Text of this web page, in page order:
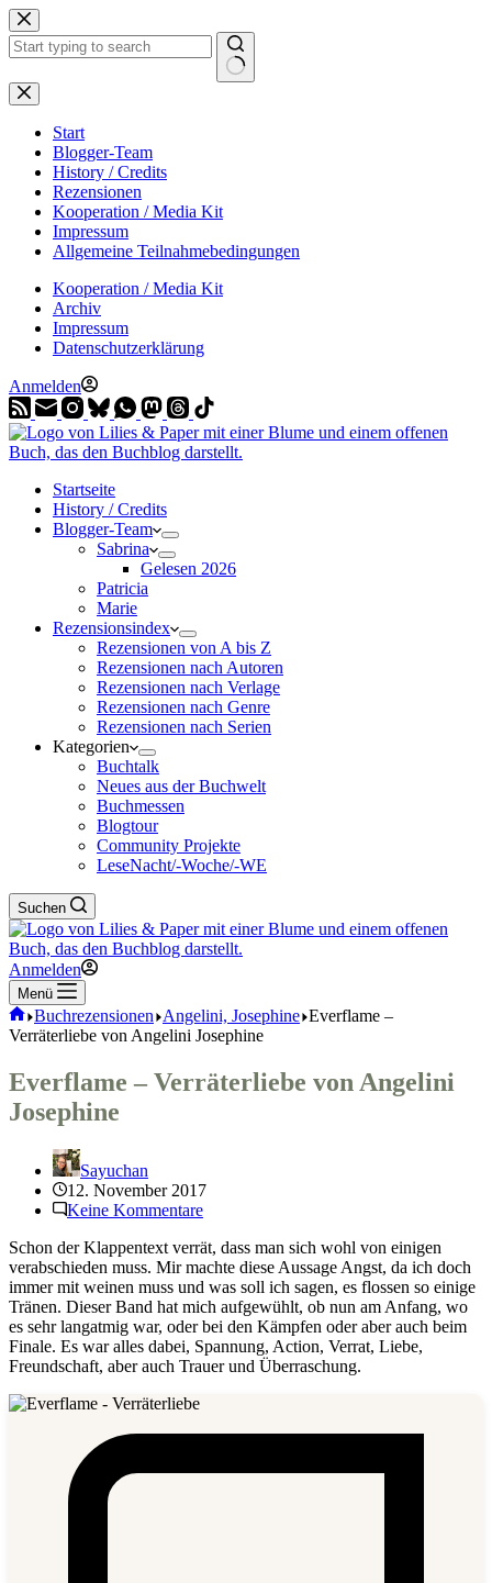
Zum
Inhalt
springen
Start
Blogger-Team
History / Credits
Rezensionen
Kooperation / Media Kit
Impressum
Allgemeine Teilnahmebedingungen
Kooperation / Media Kit
Archiv
Impressum
Datenschutzerklärung
Anmelden
Startseite
History / Credits
Blogger-Team
Sabrina
Gelesen 2026
Patricia
Marie
Rezensionsindex
Rezensionen von A bis Z
Rezensionen nach Autoren
Rezensionen nach Verlage
Rezensionen nach Genre
Rezensionen nach Serien
Kategorien
Buchtalk
Neues aus der Buchwelt
Buchmessen
Blogtour
Community Projekte
LeseNacht/-Woche/-WE
Suchen
Anmelden
Menü
Start
Buchrezensionen Angelini, Josephine Everflame –
Verräterliebe von Angelini Josephine
Everflame – Verräterliebe von Angelini
Josephine
Sayuchan
12. November 2017
Keine Kommentare
Schon der Klappentext verrät, dass man sich wohl von einigen
verabschieden muss. Mir machte diese Aussage Angst, da ich doch
immer mit weinen muss und was soll ich sagen, es flossen so einige
Tränen. Dieser Band hat mich aufgewühlt, ob nun am Anfang, wo
es sehr langatmig war, oder bei den Kämpfen oder aber auch beim
Finale. Es war alles dabei, Spannung, Action, Verrat, Liebe,
Freundschaft, aber auch Trauer und Überraschung.